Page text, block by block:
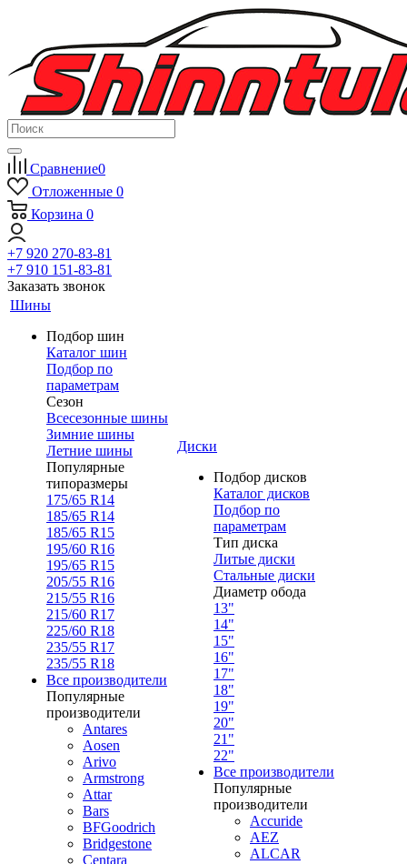
Сравнение0
Отложенные 0
Корзина 0
+7 920 270-83-81
+7 910 151-83-81
Заказать звонок
Шины
Подбор шин
Каталог шин
Подбор по
параметрам
Сезон
Всесезонные шины
Зимние шины
Летние шины
Популярные
типоразмеры
175/65 R14
185/65 R14
185/65 R15
195/60 R16
195/65 R15
205/55 R16
215/55 R16
215/60 R17
225/60 R18
235/55 R17
235/55 R18
Все производители
Популярные
производители
Antares
Aosen
Arivo
Armstrong
Attar
Bars
BFGoodrich
Bridgestone
Centara
Диски
Подбор дисков
Каталог дисков
Подбор по
параметрам
Тип диска
Литые диски
Стальные диски
Диаметр обода
13"
14"
15"
16"
17"
18"
19"
20"
21"
22"
Все производители
Популярные
производители
Accuride
AEZ
ALCAR